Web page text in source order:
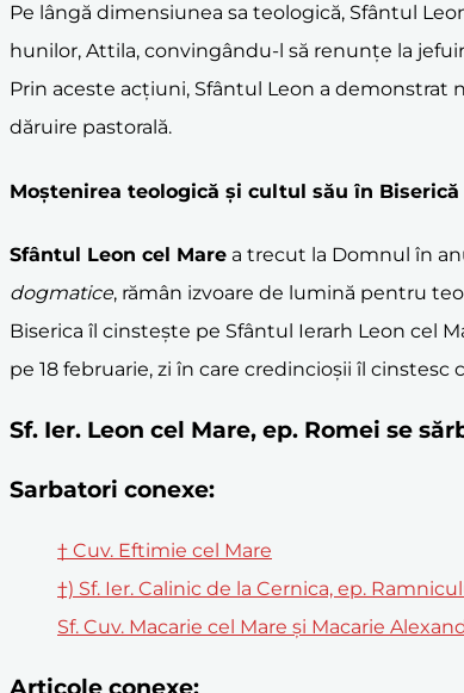
Pe lângă dimensiunea sa teologică, Sfântul
hunilor, Attila, convingându-l să renunțe la
Prin aceste acțiuni, Sfântul Leon a
dăruire pastorală.
Moștenirea teologică și cultul său în Biserică
Sfântul Leon cel Mare a trecut la Domnul în
dogmatice, rămân izvoare de lumină pentru
Biserica îl cinstește pe Sfântul Ierarh Leon cel
pe 18 februarie, zi în care credincioșii îl
Sf. Ier. Leon cel Mare, ep. Romei se
Sarbatori conexe:
† Cuv. Eftimie cel Mare
†) Sf. Ier. Calinic de la Cernica, ep.
Sf. Cuv. Macarie cel Mare și Macarie
Articole conexe: